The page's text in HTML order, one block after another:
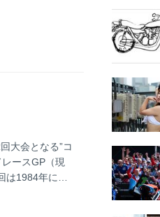
大会となる”コ
ースGP（現
は1984年に世
ー全盛期
ロンは、1976